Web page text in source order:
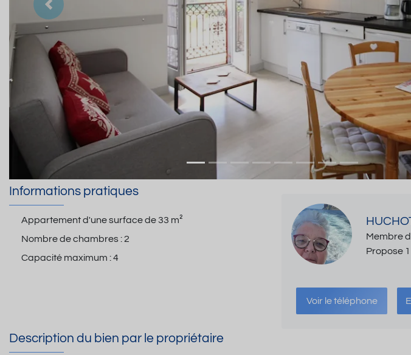
Précedent
Informations pratiques
Appartement d'une surface de33 m²
Nombre de chambres :2
Capacité maximum :4
Membre
Propose
Voir le téléphone
Description du bien par le propriétaire